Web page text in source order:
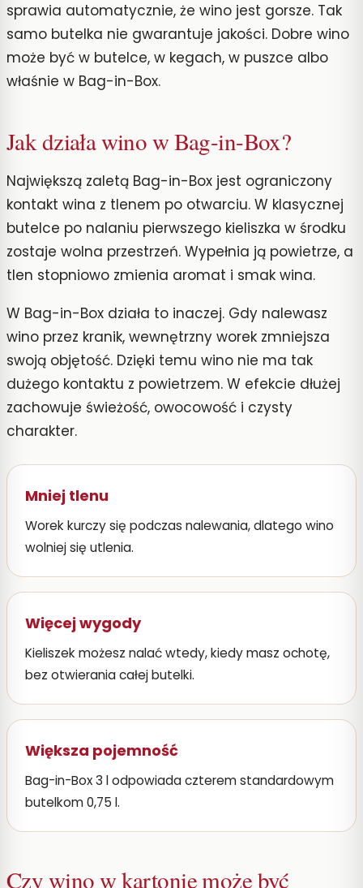
sprawia automatycznie, że wino jest gorsze. Tak
samo butelka nie gwarantuje jakości. Dobre wino
może być w butelce, w kegach, w puszce albo
właśnie w Bag-in-Box.
Jak działa wino w Bag-in-Box?
Największą zaletą Bag-in-Box jest ograniczony
kontakt wina z tlenem po otwarciu. W klasycznej
butelce po nalaniu pierwszego kieliszka w środku
zostaje wolna przestrzeń. Wypełnia ją powietrze, a
tlen stopniowo zmienia aromat i smak wina.
W Bag-in-Box działa to inaczej. Gdy nalewasz
wino przez kranik, wewnętrzny worek zmniejsza
swoją objętość. Dzięki temu wino nie ma tak
dużego kontaktu z powietrzem. W efekcie dłużej
zachowuje świeżość, owocowość i czysty
charakter.
Mniej tlenu
Worek kurczy się podczas nalewania, dlatego wino
wolniej się utlenia.
Więcej wygody
Kieliszek możesz nalać wtedy, kiedy masz ochotę,
bez otwierania całej butelki.
Większa pojemność
Bag-in-Box 3 l odpowiada czterem standardowym
butelkom 0,75 l.
Czy wino w kartonie może być